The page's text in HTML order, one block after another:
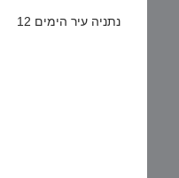
נתניה עיר הימים 12